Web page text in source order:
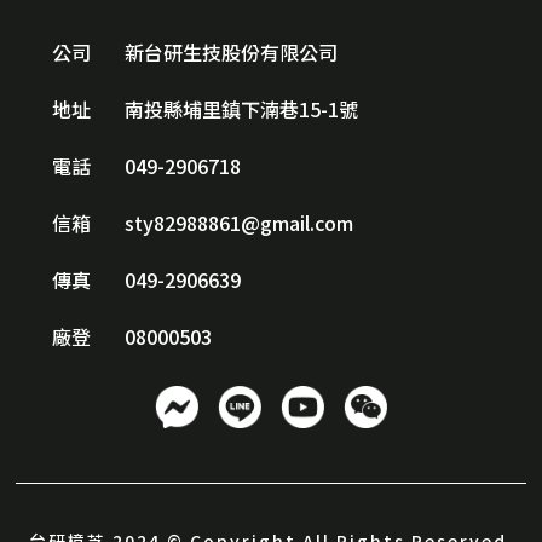
公司
新台研生技股份有限公司
地址
南投縣埔里鎮下湳巷15-1號
電話
049-2906718
信箱
sty82988861@gmail.com
傳真
049-2906639
廠登
08000503